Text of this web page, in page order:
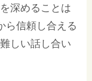
深めることは
ら信頼し合える
しい話し合い